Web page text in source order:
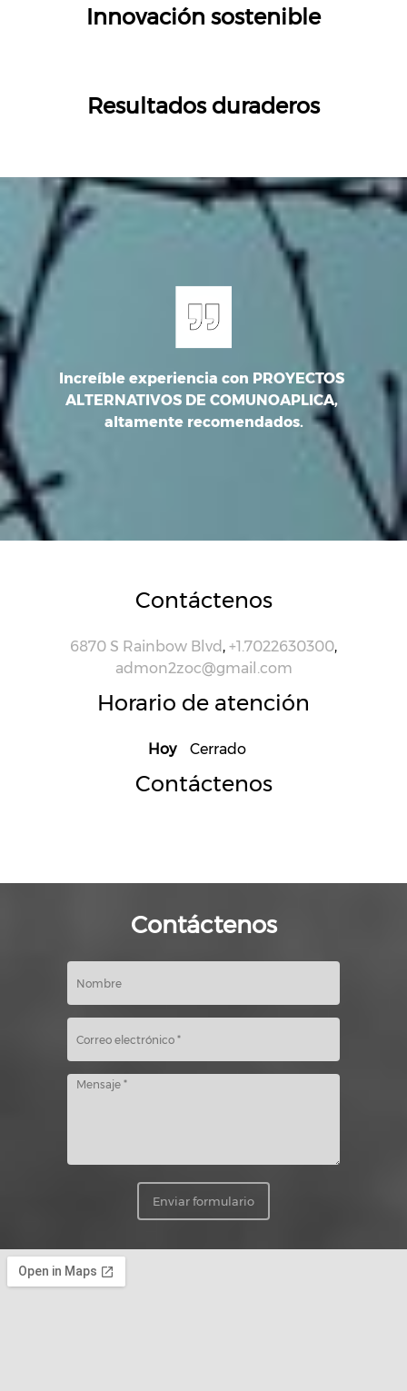
Innovación sostenible
Resultados duraderos
Increíble experiencia con PROYECTOS
ALTERNATIVOS DE COMUNOAPLICA,
altamente recomendados.
Contáctenos
6870 S Rainbow Blvd , +1.7022630300,
admon2zoc@gmail.com
Horario de atención
Hoy Cerrado
Contáctenos
Contáctenos
Enviar formulario